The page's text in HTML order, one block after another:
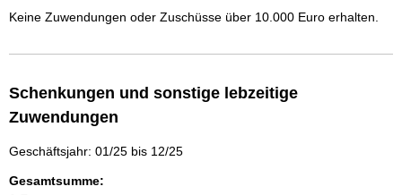
Keine Zuwendungen oder Zuschüsse über 10.000 Euro erhalten.
Schenkungen und sonstige lebzeitige
Zuwendungen
Geschäftsjahr: 01/25 bis 12/25
Gesamtsumme: